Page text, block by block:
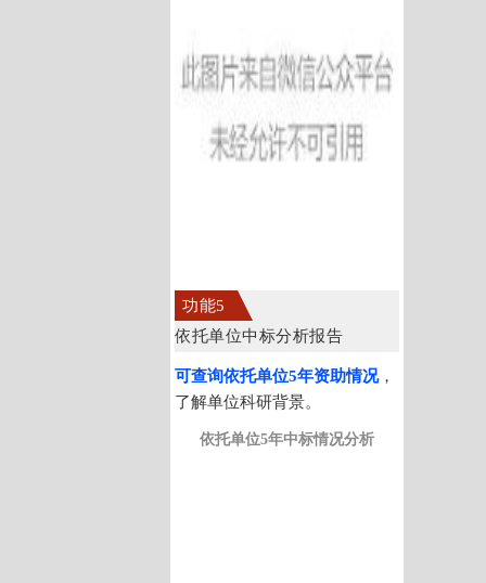
功能5
依托单位中标分析报告
可查询依托单位5年资助情况，
了解单位科研背景。
依托单位5年中标情况分析